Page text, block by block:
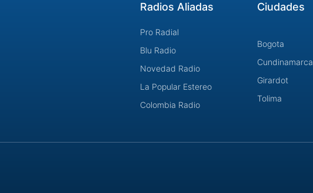
Radios Aliadas
Pro Radial
Blu Radio
Novedad Radio
La Popular Estereo
Colombia Radio
Ciudades
Bogota
Cundinamarca
Girardot
Tolima